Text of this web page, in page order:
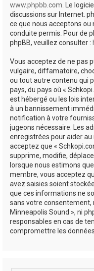
www.phpbb.com . Le
discussions sur Internet.
ce que nous acceptons ou
conduite permis. Pour de
phpBB, veuillez consulter :
Vous acceptez de ne pas
vulgaire, diffamatoire,
ou tout autre contenu qui
pays, du pays où «
est hébergé ou les lois
à un bannissement
notification à votre
jugeons nécessaire. Les
enregistrées pour aider
acceptez que «
supprime, modifie,
lorsque nous estimons
membre, vous acceptez
avez saisies soient
que ces informations ne
sans votre consentement,
Minneapolis Sound », ni
responsables en cas de
compromettre les données.